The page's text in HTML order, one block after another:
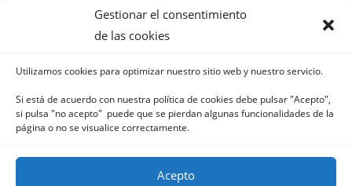
Gestionar el consentimiento
de las cookies
Utilizamos cookies para optimizar nuestro sitio web y nuestro servicio.
Si está de acuerdo con nuestra política de cookies debe pulsar "Acepto",
si pulsa "no acepto" puede que se pierdan algunas funcionalidades de la
página o no se visualice correctamente.
Acepto
Sin Eventos
Club Naútico de Jávea - Muelle Norte s/n |
03730 Jávea – España | Tel. 965 791 025 | Fax.
965 796 008 | info@cnjavea.net